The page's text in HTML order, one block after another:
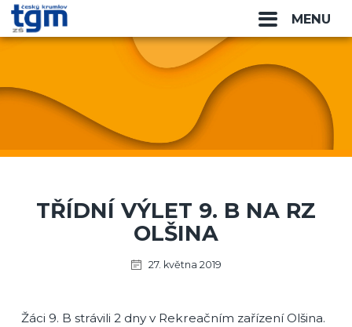
MENU
TŘÍDNÍ VÝLET 9. B NA RZ
OLŠINA
27. května 2019
Žáci 9. B strávili 2 dny v Rekreačním zařízení Olšina.